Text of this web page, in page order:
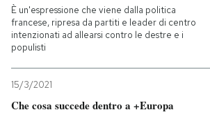
Tecnologia
Internet
Scienza
Cultura
Economia
Sport
Ok
Europa
È un'espressione che viene dalla politica
francese, ripresa da partiti e leader di centro
intenzionati ad allearsi contro le destre e i
populisti
15/3/2021
Che cosa succede dentro a +Europa